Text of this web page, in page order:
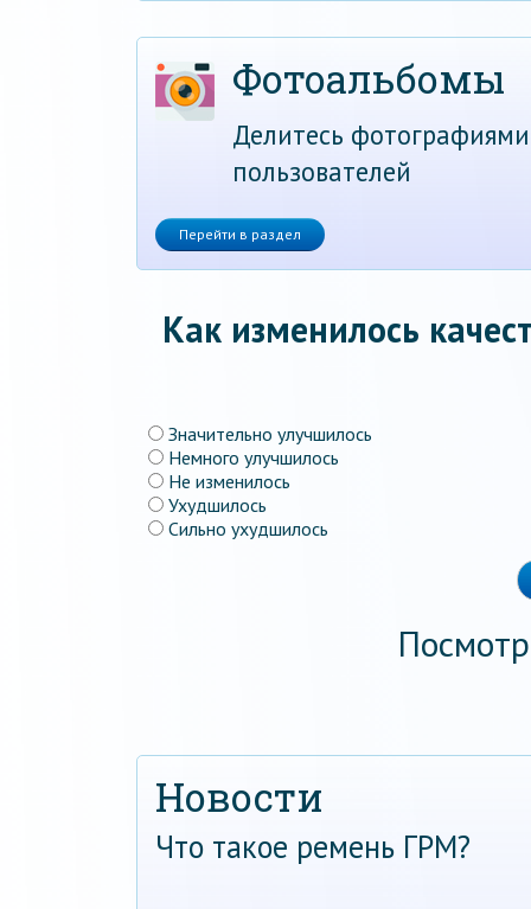
Фотоальбомы
Делитесь
пользователей
Перейти в раздел
Как изменилось
Значительно улучшилось
Немного улучшилось
Не изменилось
Ухудшилось
Сильно ухудшилось
Новости
Что такое ремень ГРМ?